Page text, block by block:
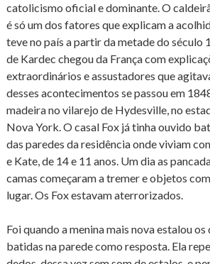
catolicismo oficial e dominante. O
é só um dos fatores que explicam a
teve no país a partir da metade do século
de Kardec chegou da França com
extraordinários e assustadores que
desses acontecimentos se passou em
madeira no vilarejo de Hydesville, no
Nova York. O casal Fox já tinha ouvido
das paredes da residência onde viviam
e Kate, de 14 e 11 anos. Um dia as
camas começaram a tremer e objetos
lugar. Os Fox estavam aterrorizados.
Foi quando a menina mais nova estalou os
batidas na parede como resposta. Ela